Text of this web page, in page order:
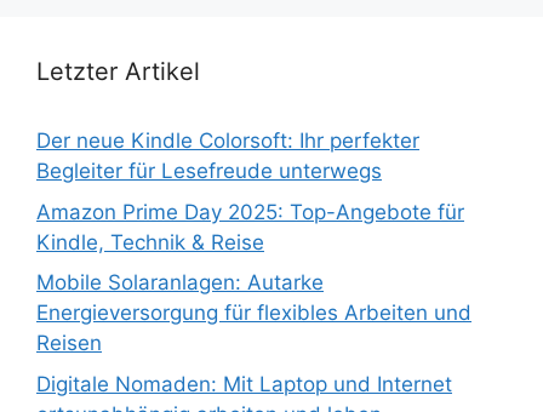
Letzter Artikel
Der neue Kindle Colorsoft: Ihr perfekter
Begleiter für Lesefreude unterwegs
Amazon Prime Day 2025: Top-Angebote für
Kindle, Technik & Reise
Mobile Solaranlagen: Autarke
Energieversorgung für flexibles Arbeiten und
Reisen
Digitale Nomaden: Mit Laptop und Internet